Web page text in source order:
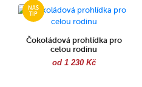
Čokoládová prohlídka pro
celou rodinu
od 1 230 Kč